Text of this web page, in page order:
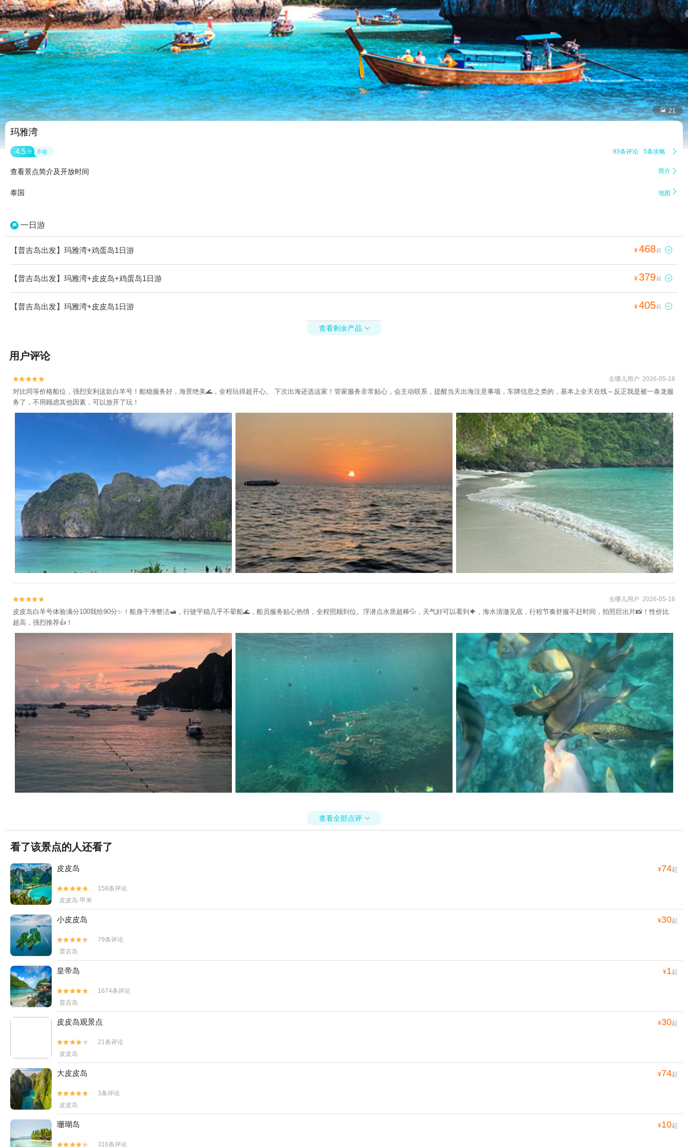
 21
玛雅湾
4.5 分 不错 93条评论 5条攻略 
查看景点简介及开放时间 简介 
泰国 地图 
一日游
【普吉岛出发】玛雅湾+鸡蛋岛1日游 ¥468起 
【普吉岛出发】玛雅湾+皮皮岛+鸡蛋岛1日游 ¥379起 
【普吉岛出发】玛雅湾+皮皮岛1日游 ¥405起 
查看剩余产品 
用户评论

 去哪儿用户 2026-05-16
对比同等价格船位，强烈安利这款白羊号！船稳服务好，海景绝美🌊，全程玩得超开心。 下次出海还选这家！管家服务非常贴心，会主动联系，提醒当天出海注意事项，车牌信息之类的，基本上全天在线～反正我是被一条龙服
务了，不用顾虑其他因素，可以放开了玩！

 去哪儿用户 2026-05-16
皮皮岛白羊号体验满分100我给90分✨！船身干净整洁🛥️，行驶平稳几乎不晕船🌊，船员服务贴心热情，全程照顾到位。浮潜点水质超棒💦，天气好可以看到🐠，海水清澈见底，行程节奏舒服不赶时间，拍照巨出片📸！性价比
超高，强烈推荐👍！
查看全部点评 
看了该景点的人还看了
皮皮岛 ¥74起


158条评论
皮皮岛·甲米
小皮皮岛 ¥30起


79条评论
普吉岛
皇帝岛 ¥1起


1674条评论
普吉岛
皮皮岛观景点 ¥30起


21条评论
皮皮岛
大皮皮岛 ¥74起


3条评论
皮皮岛
珊瑚岛 ¥10起

 316条评论